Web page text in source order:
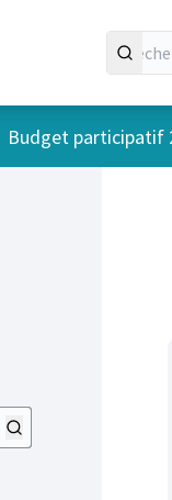
Budget participatif